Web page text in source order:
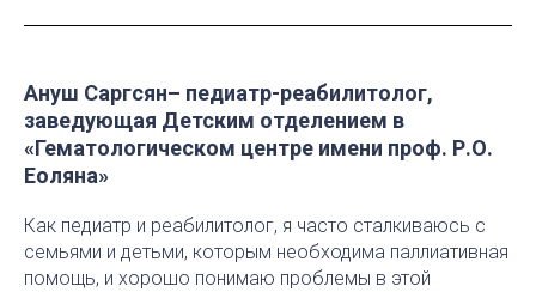
Ануш Саргсян– педиатр-реабилитолог,
заведующая Детским отделением в
«Гематологическом центре имени проф. Р.О.
Еоляна»
Как педиатр и реабилитолог, я часто сталкиваюсь с
семьями и детьми, которым необходима паллиативная
помощь, и хорошо понимаю проблемы в этой